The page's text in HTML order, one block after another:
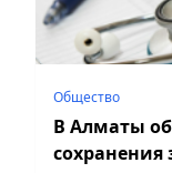
Общество
В Алматы